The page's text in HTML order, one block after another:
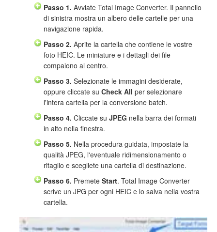
Passo 1. Avviate Total Image Converter. Il pannello
di sinistra mostra un albero delle cartelle per una
navigazione rapida.
Passo 2. Aprite la cartella che contiene le vostre
foto HEIC. Le miniature e i dettagli dei file
compaiono al centro.
Passo 3. Selezionate le immagini desiderate,
oppure cliccate su Check All per selezionare
l'intera cartella per la conversione batch.
Passo 4. Cliccate su JPEG nella barra dei formati
in alto nella finestra.
Passo 5. Nella procedura guidata, impostate la
qualità JPEG, l'eventuale ridimensionamento o
ritaglio e scegliete una cartella di destinazione.
Passo 6. Premete Start. Total Image Converter
scrive un JPG per ogni HEIC e lo salva nella vostra
cartella.